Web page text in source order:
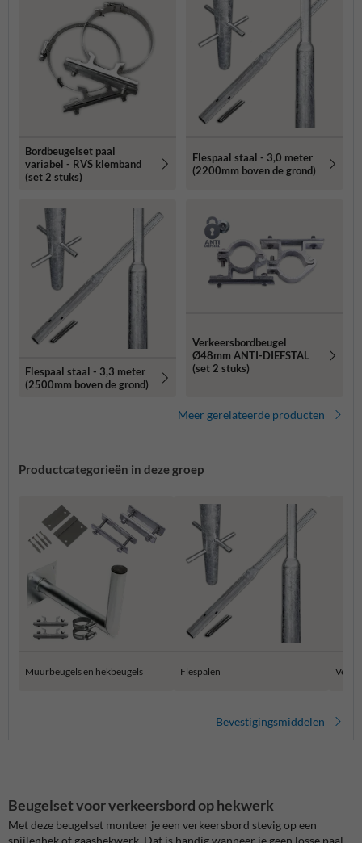
Bordbeugelset paal
variabel - RVS klemband
(set 2 stuks)
Flespaal staal - 3,0 meter
(2200mm boven de grond)
Flespaal staal - 3,3 meter
(2500mm boven de grond)
Verkeersbordbeugel
Ø48mm ANTI-DIEFSTAL
(set 2 stuks)
Meer gerelateerde producten
Productcategorieën in deze groep
Muurbeugels en hekbeugels Flespalen
Bevestigingsmiddelen
Beugelset voor verkeersbord op hekwerk
Met deze beugelset monteer je een verkeersbord stevig op een